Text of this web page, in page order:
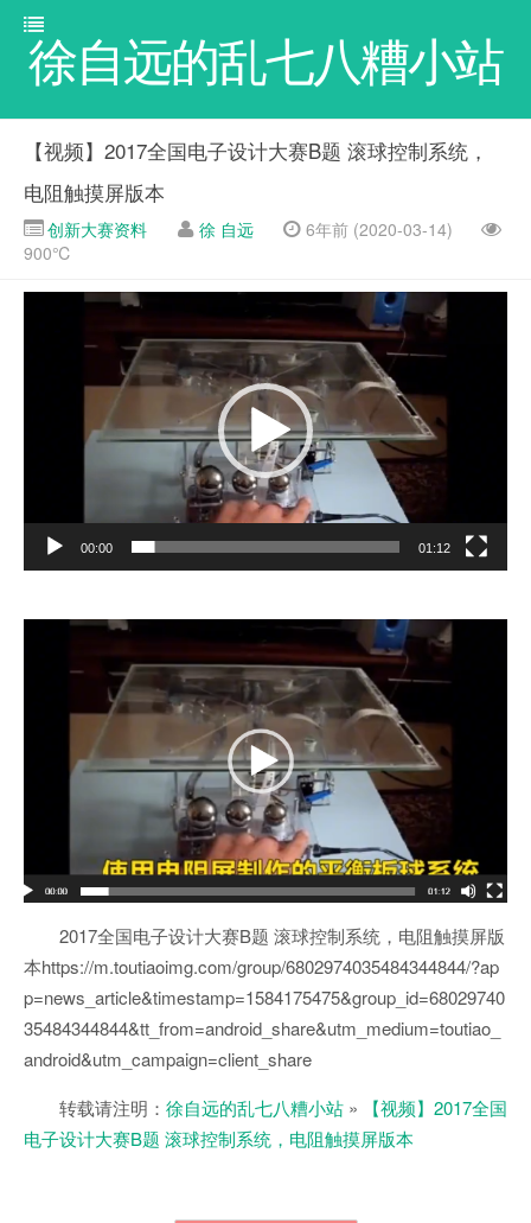
徐自远的乱七八糟小站
【视频】2017全国电子设计大赛B题 滚球控制系统，
电阻触摸屏版本
创新大赛资料 徐 自远
6年前 (2020-03-14)
900℃
视
00:00 01:12
2017全国电子设计大赛B题 滚球控制系统，电阻触摸屏版
本https://m.toutiaoimg.com/group/6802974035484344844/?ap
p=news_article&timestamp=1584175475&group_id=68029740
35484344844&tt_from=android_share&utm_medium=toutiao_
android&utm_campaign=client_share
转载请注明： 徐自远的乱七八糟小站 »
【视频】2017全国
电子设计大赛B题 滚球控制系统，电阻触摸屏版本